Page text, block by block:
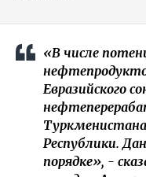
«В числе
Евразийского
Республики.
порядке», -